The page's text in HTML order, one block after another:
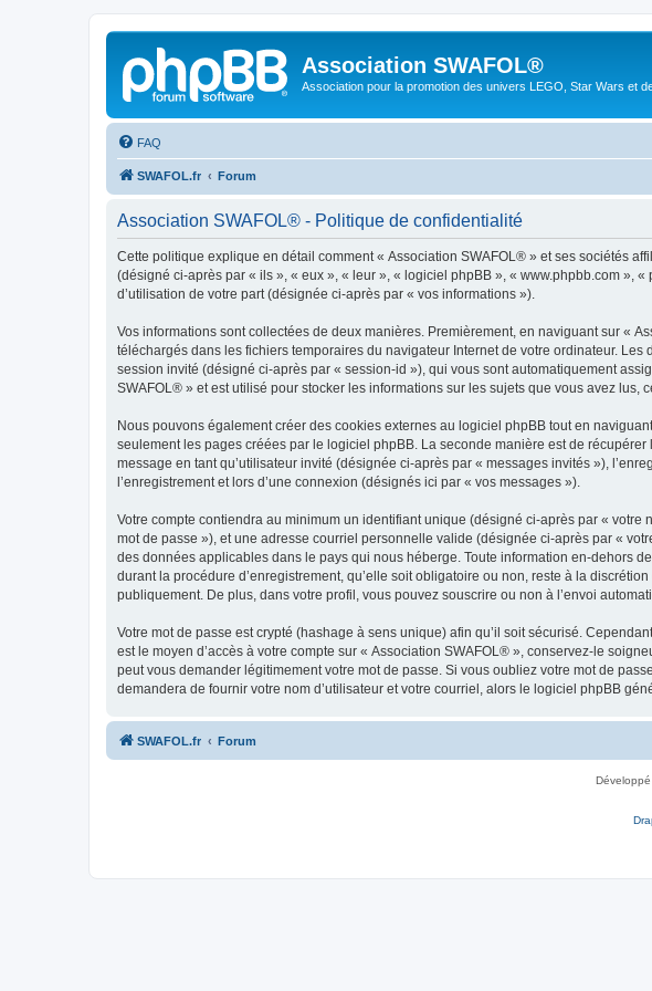
Association SWAFOL®
Association pour la promotion des univers LEGO, Star Wars et
FAQ
SWAFOL.fr Forum
Association SWAFOL® - Politique de confidentialité
Cette politique explique en détail comment « Association SWAFOL® » et ses sociétés
(désigné ci-après par « ils », « eux », « leur », « logiciel phpBB », « www.phpbb.com »,
d’utilisation de votre part (désignée ci-après par « vos informations »).
Vos informations sont collectées de deux manières. Premièrement, en naviguant sur «
téléchargés dans les fichiers temporaires du navigateur Internet de votre ordinateur.
session invité (désigné ci-après par « session-id »), qui vous sont automatiquement
SWAFOL® » et est utilisé pour stocker les informations sur les sujets que vous avez lus,
Nous pouvons également créer des cookies externes au logiciel phpBB tout en
seulement les pages créées par le logiciel phpBB. La seconde manière est de
message en tant qu’utilisateur invité (désignée ci-après par « messages invités »),
l’enregistrement et lors d’une connexion (désignés ici par « vos messages »).
Votre compte contiendra au minimum un identifiant unique (désigné ci-après par «
mot de passe »), et une adresse courriel personnelle valide (désignée ci-après par «
des données applicables dans le pays qui nous héberge. Toute information en-dehors
durant la procédure d’enregistrement, qu’elle soit obligatoire ou non, reste à la
publiquement. De plus, dans votre profil, vous pouvez souscrire ou non à l’envoi
Votre mot de passe est crypté (hashage à sens unique) afin qu’il soit sécurisé.
est le moyen d’accès à votre compte sur « Association SWAFOL® », conservez-le
peut vous demander légitimement votre mot de passe. Si vous oubliez votre mot de
demandera de fournir votre nom d’utilisateur et votre courriel, alors le logiciel phpBB
SWAFOL.fr Forum